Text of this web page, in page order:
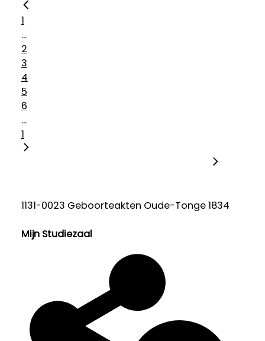
1
...
2
3
4
5
6
...
1
1131-0023 Geboorteakten Oude-Tonge 1834
Mijn Studiezaal